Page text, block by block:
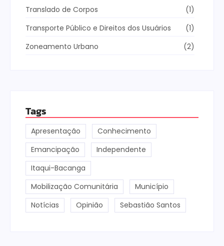
Translado de Corpos
(1)
Transporte Público e Direitos dos Usuários
(1)
Zoneamento Urbano
(2)
Tags
Apresentação
Conhecimento
Emancipação
Independente
Itaqui-Bacanga
Mobilização Comunitária
Município
Notícias
Opinião Sebastião Santos